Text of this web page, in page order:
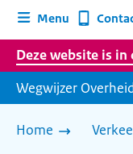
Menu
Deze website is
Wegwijzer
Home